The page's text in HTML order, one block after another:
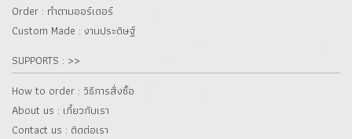
Order : ทำตามออร์เดอร์
Custom Made : งานประดิษฐ์
SUPPORTS : >>
How to order : วิธีการสั่งซื้อ
About us : เกี๋ยวกับเรา
Contact us : ติดต่อเรา